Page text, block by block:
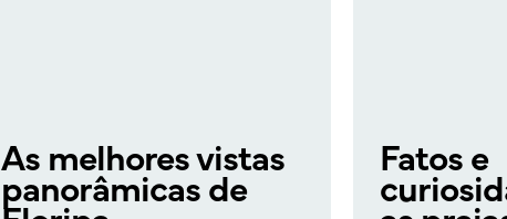
As melhores vistas
panorâmicas de
Fatos e